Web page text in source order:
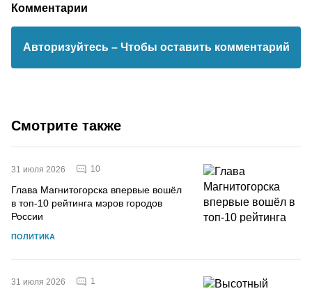
Комментарии
Авторизуйтесь – Чтобы оставить комментарий
Смотрите также
31 июля 2026 10
Глава Магнитогорска впервые вошёл
в топ-10 рейтинга мэров городов
России
ПОЛИТИКА
31 июля 2026 1